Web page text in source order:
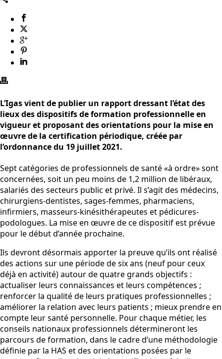
L’Igas vient de publier un rapport dressant l’état des
lieux des dispositifs de formation professionnelle en
vigueur et proposant des orientations pour la mise en
œuvre de la certification périodique, créée par
l’ordonnance du 19 juillet 2021.
Sept catégories de professionnels de santé «à ordre» sont
concernées, soit un peu moins de 1,2 million de libéraux,
salariés des secteurs public et privé. Il s’agit des médecins,
chirurgiens-dentistes, sages-femmes, pharmaciens,
infirmiers, masseurs-kinésithérapeutes et pédicures-
podologues. La mise en œuvre de ce dispositif est prévue
pour le début d’année prochaine.
Ils devront désormais apporter la preuve qu’ils ont réalisé
des actions sur une période de six ans (neuf pour ceux
déjà en activité) autour de quatre grands objectifs :
actualiser leurs connaissances et leurs compétences ;
renforcer la qualité de leurs pratiques professionnelles ;
améliorer la relation avec leurs patients ; mieux prendre en
compte leur santé personnelle. Pour chaque métier, les
conseils nationaux professionnels détermineront les
parcours de formation, dans le cadre d’une méthodologie
définie par la HAS et des orientations posées par le